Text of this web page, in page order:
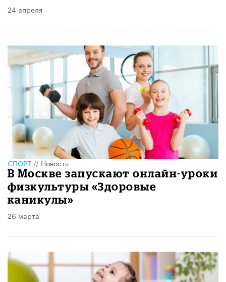
24 апреля
СПОРТ//Новость
В Москве запускают онлайн-уроки
физкультуры «Здоровые
каникулы»
26 марта